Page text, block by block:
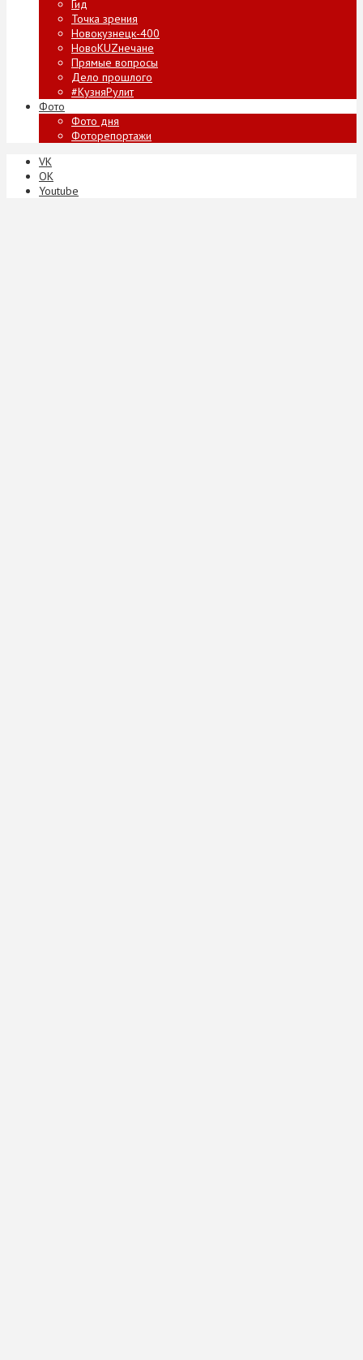
Гид
Точка зрения
Новокузнецк-400
НовоKUZнечане
Прямые вопросы
Дело прошлого
#КузняРулит
Фото
Фото дня
Фоторепортажи
VK
ОК
Youtube